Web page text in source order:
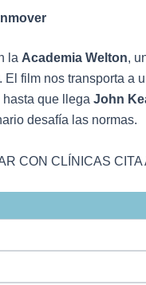
la Academia Welton,
film nos transporta a
que llega John
desafía las normas.
CON CLÍNICAS CITA